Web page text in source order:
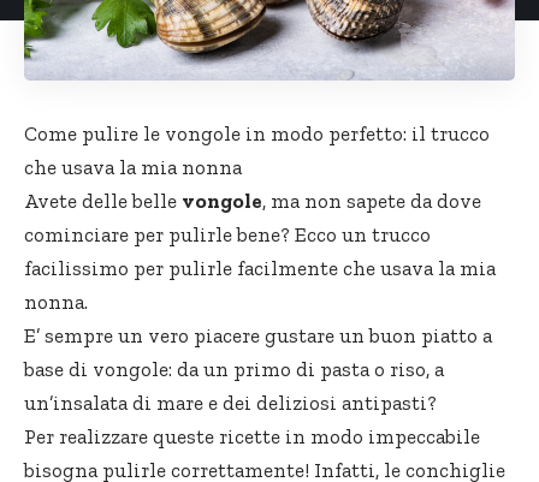
Come pulire le vongole in modo perfetto: il trucco
che usava la mia nonna
Avete delle belle vongole, ma non sapete da dove
cominciare per pulirle bene? Ecco un trucco
facilissimo per pulirle facilmente che usava la mia
nonna.
E’ sempre un vero piacere gustare un buon piatto a
base di vongole: da un primo di pasta o riso, a
un’insalata di mare e dei deliziosi antipasti?
Per realizzare queste ricette in modo impeccabile
bisogna pulirle correttamente! Infatti, le conchiglie